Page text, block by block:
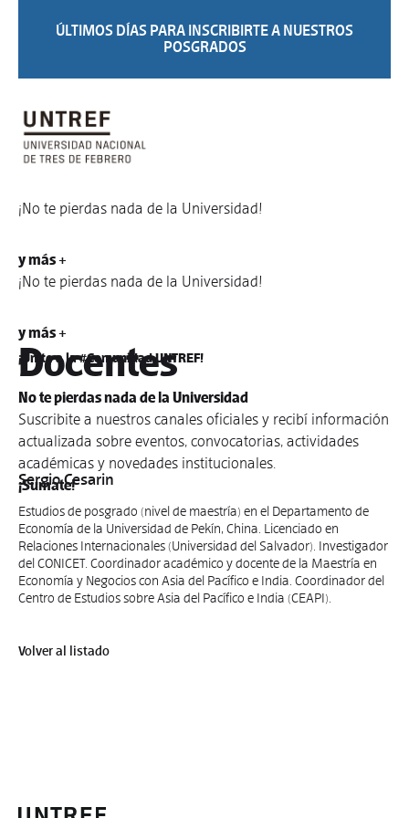
ÚLTIMOS DÍAS PARA INSCRIBIRTE A NUESTROS
POSGRADOS
¡No te pierdas nada de la Universidad!
y más +
¡No te pierdas nada de la Universidad!
y más +
¡Unite a la #Comunidad UNTREF!
No te pierdas nada de la Universidad
Suscribite a nuestros canales oficiales y recibí información
actualizada sobre eventos, convocatorias, actividades
académicas y novedades institucionales.
¡Sumate!
Docentes
Sergio Cesarin
Estudios de posgrado (nivel de maestría) en el Departamento de
Economía de la Universidad de Pekín, China. Licenciado en
Relaciones Internacionales (Universidad del Salvador). Investigador
del CONICET. Coordinador académico y docente de la Maestría en
Economía y Negocios con Asia del Pacífico e India. Coordinador del
Centro de Estudios sobre Asia del Pacífico e India (CEAPI).
Volver al listado